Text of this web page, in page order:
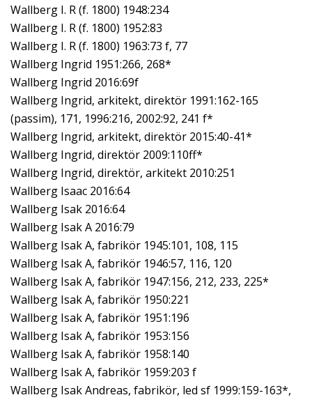
Wallberg I. R (f. 1800) 1948:234
Wallberg I. R (f. 1800) 1952:83
Wallberg I. R (f. 1800) 1963:73 f, 77
Wallberg Ingrid 1951:266, 268*
Wallberg Ingrid 2016:69f
Wallberg Ingrid, arkitekt, direktör 1991:162-165
(passim), 171, 1996:216, 2002:92, 241 f*
Wallberg Ingrid, arkitekt, direktör 2015:40-41*
Wallberg Ingrid, direktör 2009:110ff*
Wallberg Ingrid, direktör, arkitekt 2010:251
Wallberg Isaac 2016:64
Wallberg Isak 2016:64
Wallberg Isak A 2016:79
Wallberg Isak A, fabrikör 1945:101, 108, 115
Wallberg Isak A, fabrikör 1946:57, 116, 120
Wallberg Isak A, fabrikör 1947:156, 212, 233, 225*
Wallberg Isak A, fabrikör 1950:221
Wallberg Isak A, fabrikör 1951:196
Wallberg Isak A, fabrikör 1953:156
Wallberg Isak A, fabrikör 1958:140
Wallberg Isak A, fabrikör 1959:203 f
Wallberg Isak Andreas, fabrikör, led sf 1999:159-163*,